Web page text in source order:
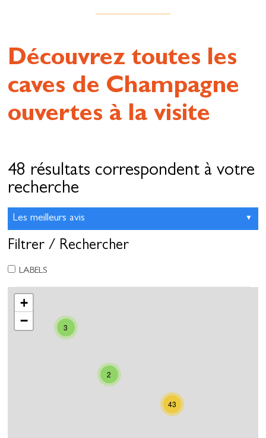
Découvrez toutes les
caves de Champagne
ouvertes à la visite
48 résultats correspondent à votre
recherche
Filtrer / Rechercher
LABELS
2
3
43
+
−